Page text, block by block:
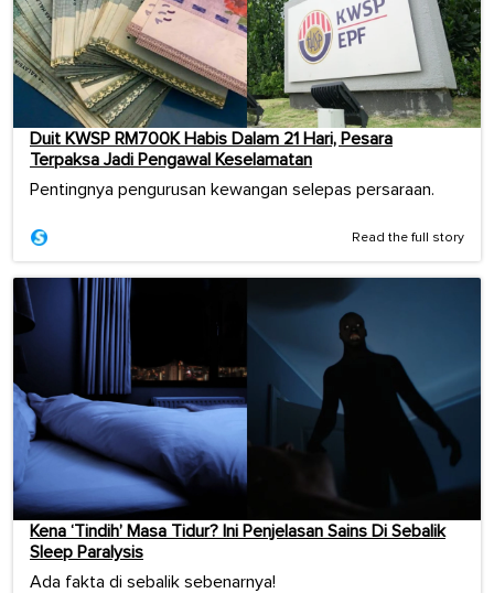
Duit KWSP RM700K Habis Dalam 21 Hari, Pesara
Terpaksa Jadi Pengawal Keselamatan
Pentingnya pengurusan kewangan selepas persaraan.
Read the full story
Kena ‘Tindih’ Masa Tidur? Ini Penjelasan Sains Di Sebalik
Sleep Paralysis
Ada fakta di sebalik sebenarnya!